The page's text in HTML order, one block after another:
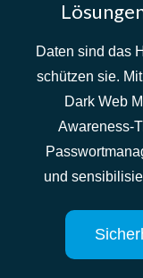
Daten sind das
schützen sie.
Dark Web
Awareness-
und